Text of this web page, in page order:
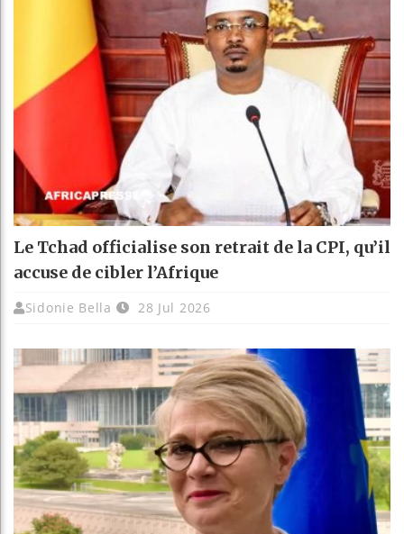
Le Tchad officialise son retrait de la CPI, qu’il
accuse de cibler l’Afrique
Sidonie Bella 28 Jul 2026